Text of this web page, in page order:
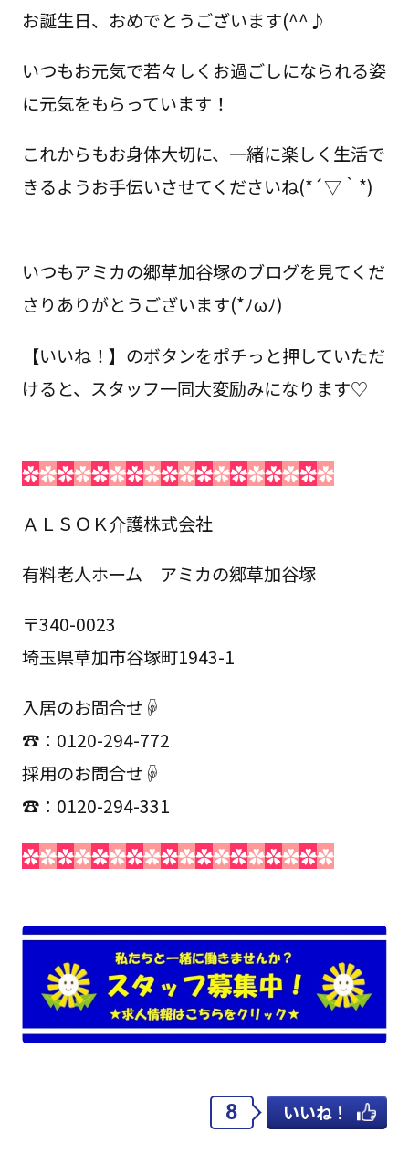
お誕生日、おめでとうございます(^^♪
いつもお元気で若々しくお過ごしになられる姿
に元気をもらっています！
これからもお身体大切に、一緒に楽しく生活で
きるようお手伝いさせてくださいね(*´▽｀*)
いつもアミカの郷草加谷塚のブログを見てくだ
さりありがとうございます(*ﾉωﾉ)
【いいね！】のボタンをポチっと押していただ
けると、スタッフ一同大変励みになります♡
✿✿✿✿✿✿✿✿✿✿✿✿✿✿✿✿✿✿
ＡＬＳＯＫ介護株式会社
有料老人ホーム アミカの郷草加谷塚
〒340-0023
埼玉県草加市谷塚町1943-1
入居のお問合せ☟
☎：0120-294-772
採用のお問合せ☟
☎：0120-294-331
✿✿✿✿✿✿✿✿✿✿✿✿✿✿✿✿✿✿
8 いいね！